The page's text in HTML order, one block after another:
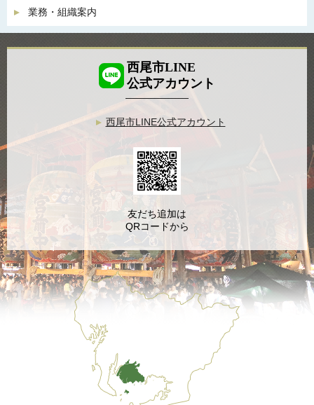
業務・組織案内
西尾市LINE
公式アカウント
西尾市LINE公式アカウント
友だち追加は
QRコードから